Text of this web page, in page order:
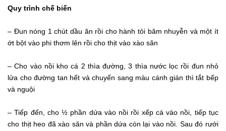
Quy trình chế biến
– Đun nóng 1 chút dầu ăn rồi cho hành tỏi băm nhuyễn và một ít
ớt bột vào phi thơm lên rồi cho thịt vào xào săn
– Cho vào nồi kho cá 2 thìa đường, 3 thìa nước lọc rồi đun nhỏ
lửa cho đường tan hết và chuyển sang màu cánh gián thì tắt bếp
và nguội
– Tiếp đến, cho ½ phần dứa vào nồi rồi xếp cá vào nồi, tiếp tục
cho thịt heo đã xào săn và phần dứa còn lại vào nồi. Sau đó rưới